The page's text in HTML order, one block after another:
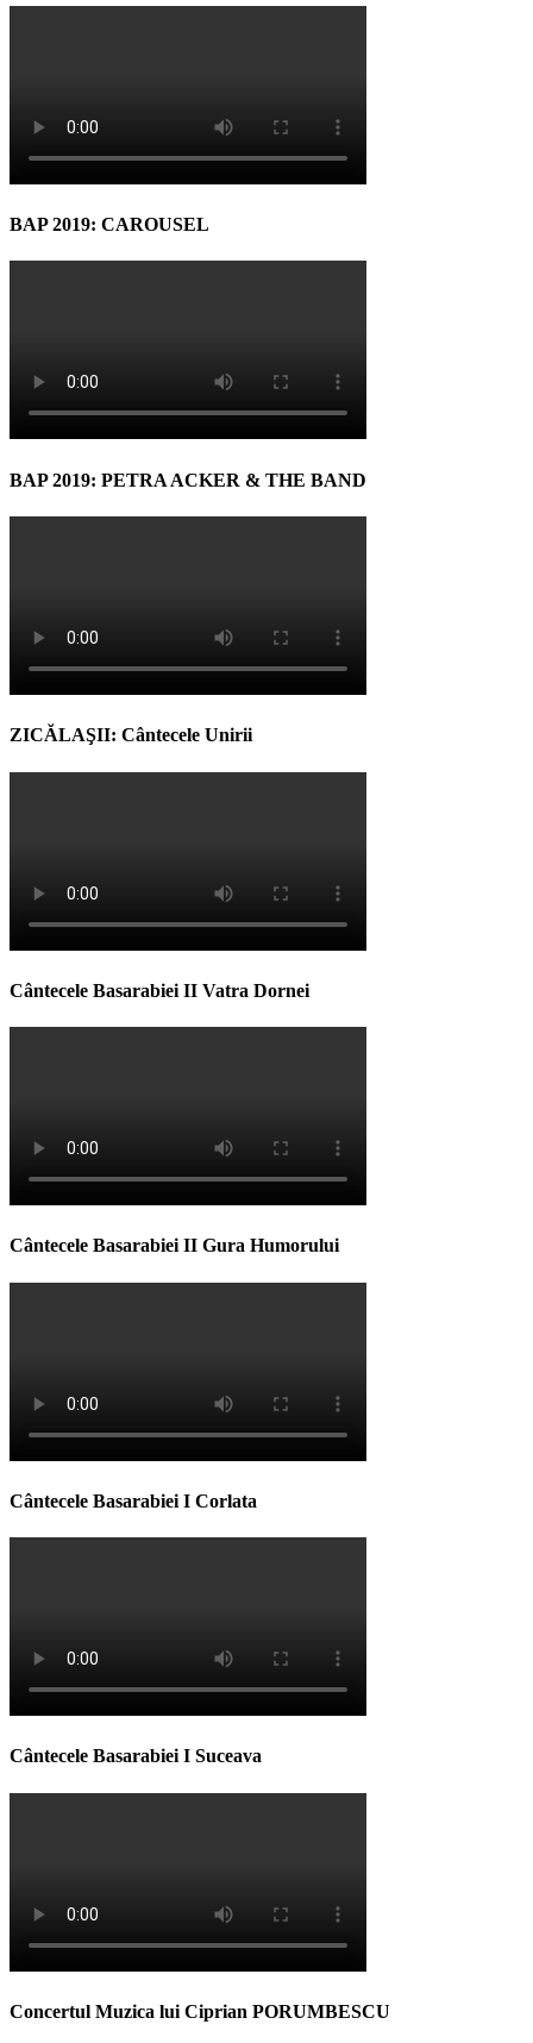
BAP 2019: CAROUSEL
BAP 2019: PETRA ACKER & THE BAND
ZICĂLAŞII: Cântecele Unirii
Cântecele Basarabiei II Vatra Dornei
Cântecele Basarabiei II Gura Humorului
Cântecele Basarabiei I Corlata
Cântecele Basarabiei I Suceava
Concertul Muzica lui Ciprian PORUMBESCU